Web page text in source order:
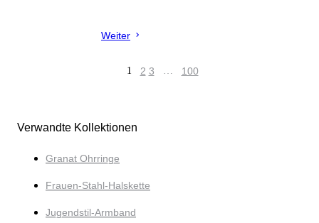
Weiter
1 2 3 … 100
Verwandte Kollektionen
Granat Ohrringe
Frauen-Stahl-Halskette
Jugendstil-Armband